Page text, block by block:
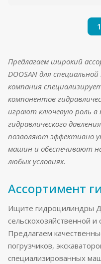
1
Предлагаем широкий
DOOSAN для
компания
компонентов
играют ключевую роль в
гидравлического
позволяют эффективно
машин и обеспечивают
любых условиях.
Ассортимент
Ищите гидроцилиндры
сельскохозяйственной и
Предлагаем
погрузчиков,
специализированных